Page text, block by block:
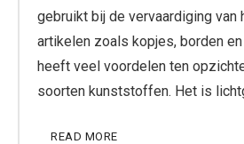
gebruikt bij de vervaardiging van
artikelen zoals kopjes, borden
heeft veel voordelen ten
soorten kunststoffen. Het is
READ MORE